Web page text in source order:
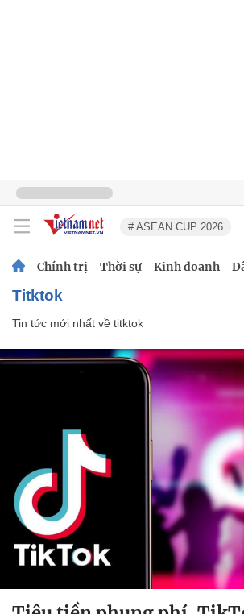
# ASEAN CUP 2026
Chính trị Thời sự Kinh doanh
titktok
Tin tức mới nhất về titktok